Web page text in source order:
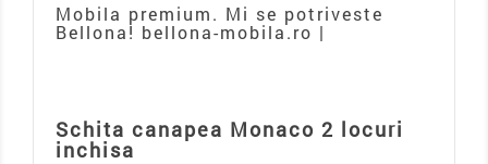
Mobila premium. Mi se potriveste
Bellona! bellona-mobila.ro |
Schita canapea Monaco 2 locuri
inchisa